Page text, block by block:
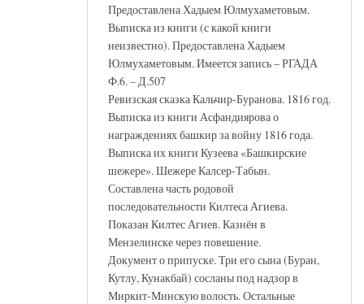
Предоставлена Хадыем Юлмухаметовым.
Выписка из книги (с какой книги
неизвестно). Предоставлена Хадыем
Юлмухаметовым. Имеется запись – РГАДА
Ф.6. – Д.507
Ревизская сказка Кальчир-Буранова. 1816 год.
Выписка из книги Асфандиярова о
награждениях башкир за войну 1816 года.
Выписка их книги Кузеева «Башкирские
шежере». Шежере Калсер-Табын.
Составлена часть родовой
последовательности Килтеса Агиева.
Показан Килтес Агиев. Казнён в
Мензелинске через повешение.
Документ о припуске. Три его сына (Буран,
Кутлу, Кунакбай) сосланы под надзор в
Миркит-Минскую волость. Остальные